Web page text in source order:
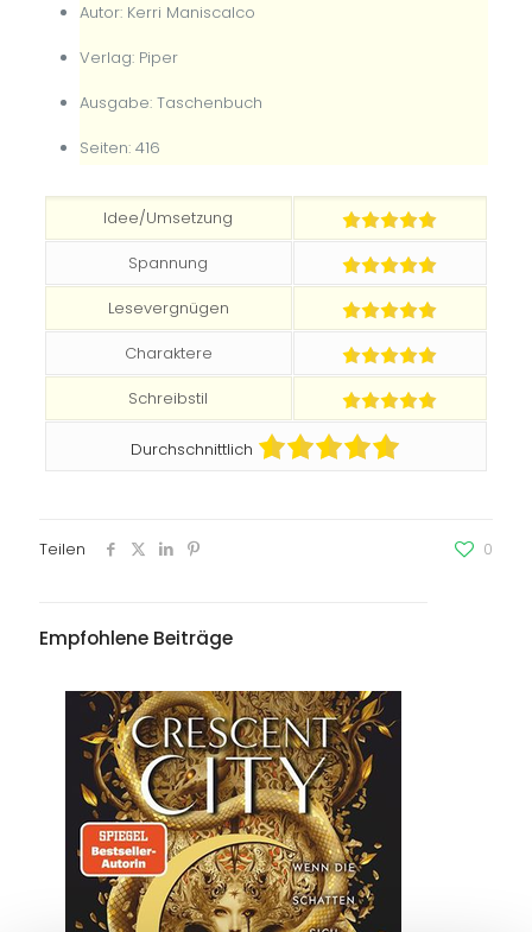
Autor: Kerri Maniscalco
Verlag: Piper
Ausgabe: Taschenbuch
Seiten: 416
Idee/Umsetzung
Spannung
Lesevergnügen
Charaktere
Schreibstil
Durchschnittlich
Teilen 0
Empfohlene Beiträge